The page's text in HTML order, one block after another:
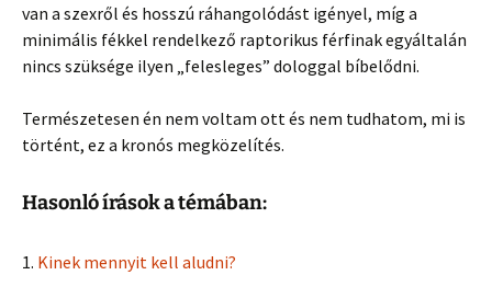
van a szexről és hosszú ráhangolódást igényel, míg a
minimális fékkel rendelkező raptorikus férfinak egyáltalán
nincs szüksége ilyen „felesleges” dologgal bíbelődni.
Természetesen én nem voltam ott és nem tudhatom, mi is
történt, ez a kronós megközelítés.
Hasonló írások a témában:
1. Kinek mennyit kell aludni?